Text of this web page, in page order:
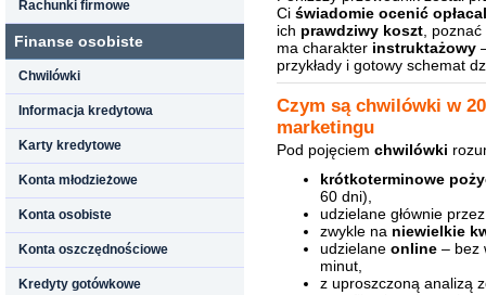
Rachunki firmowe
Finanse osobiste
Chwilówki
Informacja kredytowa
Karty kredytowe
Konta młodzieżowe
Konta osobiste
Konta oszczędnościowe
Kredyty gotówkowe
Ci świadomie ocenić
ich prawdziwy koszt , poznać
ma charakter instruktażowy
przykłady i gotowy schemat
Czym są chwilówki w
marketingu
Pod pojęciem chwilówki
krótkoterminowe
60 dni),
udzielane głównie
zwykle na niewielkie
udzielane online – bez
minut,
z uproszczoną analizą